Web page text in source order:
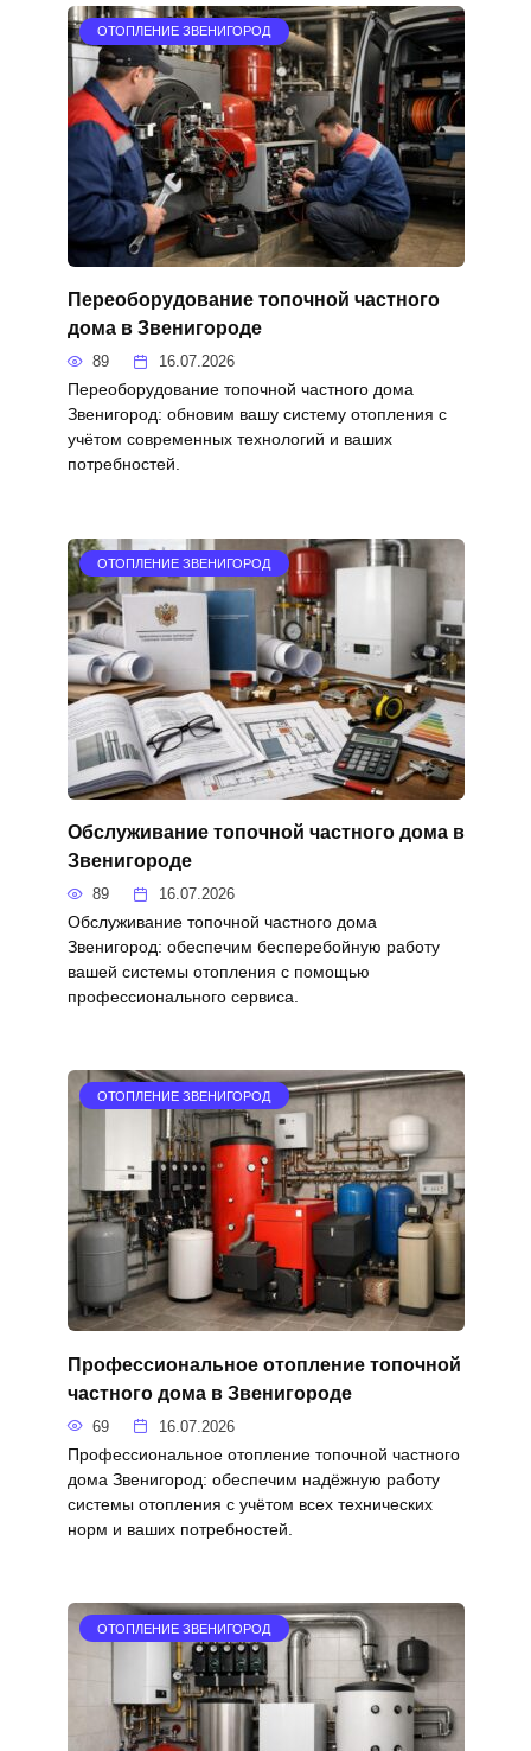
ОТОПЛЕНИЕ ЗВЕНИГОРОД
Переоборудование топочной частного
дома в Звенигороде
89 16.07.2026
Переоборудование топочной частного дома
Звенигород: обновим вашу систему отопления с
учётом современных технологий и ваших
потребностей.
ОТОПЛЕНИЕ ЗВЕНИГОРОД
Обслуживание топочной частного дома в
Звенигороде
89 16.07.2026
Обслуживание топочной частного дома
Звенигород: обеспечим бесперебойную работу
вашей системы отопления с помощью
профессионального сервиса.
ОТОПЛЕНИЕ ЗВЕНИГОРОД
Профессиональное отопление топочной
частного дома в Звенигороде
69 16.07.2026
Профессиональное отопление топочной частного
дома Звенигород: обеспечим надёжную работу
системы отопления с учётом всех технических
норм и ваших потребностей.
ОТОПЛЕНИЕ ЗВЕНИГОРОД